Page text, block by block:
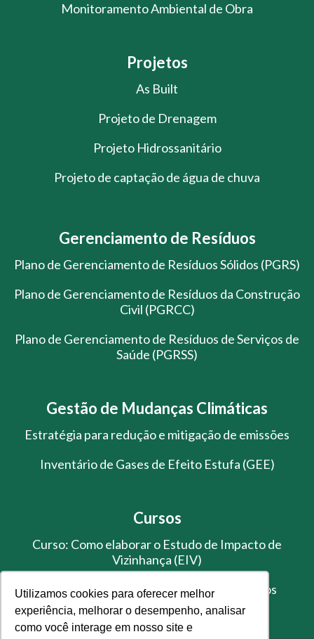
Utilizamos cookies para oferecer melhor
experiência, melhorar o desempenho, analisar
como você interage em nosso site e
Monitoramento Ambiental de Obra
Projetos
As Built
Projeto de Drenagem
Projeto Hidrossanitário
Projeto de captação de água de chuva
Gerenciamento de Resíduos
Plano de Gerenciamento de Resíduos Sólidos (PGRS)
Plano de Gerenciamento de Resíduos da Construção
Civil (PGRCC)
Plano de Gerenciamento de Resíduos de Serviços de
Saúde (PGRSS)
Gestão de Mudanças Climáticas
Estratégia para redução e mitigação de emissões
Inventário de Gases de Efeito Estufa (GEE)
Cursos
Curso: Como elaborar o Estudo de Impacto de
Vizinhança (EIV)
Treinamento de Gestão de Resíduos Sólidos